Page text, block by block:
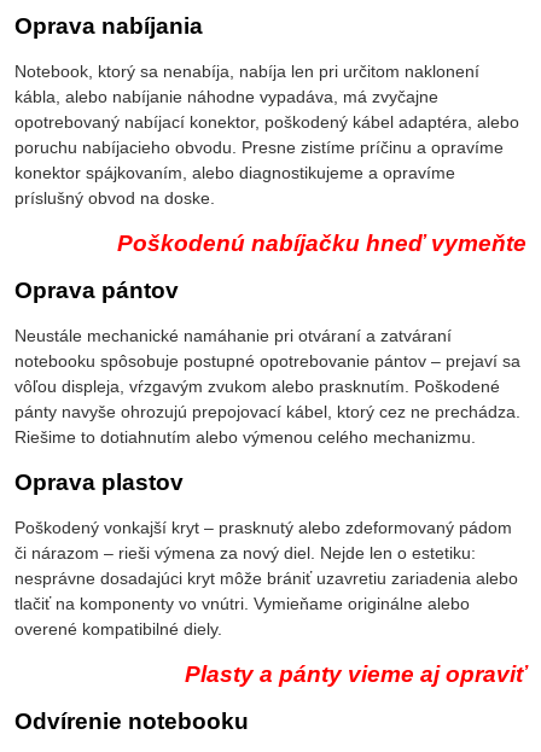
Oprava nabíjania
Notebook, ktorý sa nenabíja, nabíja len pri určitom naklonení
kábla, alebo nabíjanie náhodne vypadáva, má zvyčajne
opotrebovaný nabíjací konektor, poškodený kábel adaptéra, alebo
poruchu nabíjacieho obvodu. Presne zistíme príčinu a opravíme
konektor spájkovaním, alebo diagnostikujeme a opravíme
príslušný obvod na doske.
Poškodenú nabíjačku hneď vymeňte
Oprava pántov
Neustále mechanické namáhanie pri otváraní a zatváraní
notebooku spôsobuje postupné opotrebovanie pántov – prejaví sa
vôľou displeja, vŕzgavým zvukom alebo prasknutím. Poškodené
pánty navyše ohrozujú prepojovací kábel, ktorý cez ne prechádza.
Riešime to dotiahnutím alebo výmenou celého mechanizmu.
Oprava plastov
Poškodený vonkajší kryt – prasknutý alebo zdeformovaný pádom
či nárazom – rieši výmena za nový diel. Nejde len o estetiku:
nesprávne dosadajúci kryt môže brániť uzavretiu zariadenia alebo
tlačiť na komponenty vo vnútri. Vymieňame originálne alebo
overené kompatibilné diely.
Plasty a pánty vieme aj opraviť
Odvírenie notebooku